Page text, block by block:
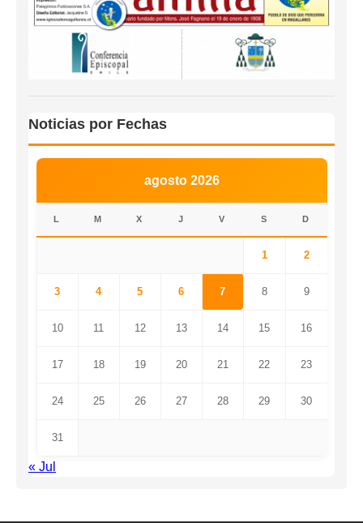
Noticias por Fechas
agosto 2026
L M X J V S D
1 2
3 4 5 6 7 8 9
10 11 12 13 14 15 16
17 18 19 20 21 22 23
24 25 26 27 28 29 30
31
« Jul